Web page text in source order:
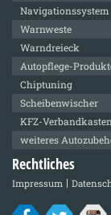
Navigationssystem
Warnweste
Warndreieck
Autopflege-
Chiptuning
Scheibenwischer
KFZ-
weiteres
Rechtliches
Impressum